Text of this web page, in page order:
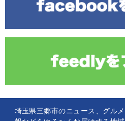
埼玉県三郷市のニュース、グル